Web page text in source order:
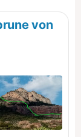
ihre Südlage
es, die
in der
von